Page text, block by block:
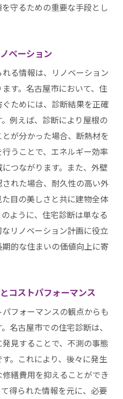
守るための重要な手段とし
ベーション
る情報は、リノベーション
す。名古屋市において、住
ためには、診断結果を正確
例えば、診断により屋根の
が分かった場合、断熱材を
うことで、エネルギー効率
つながります。また、外壁
れた場合、耐久性の高い外
目の美しさと共に建物全体
ように、住宅診断は単なる
リノベーション計画に役立
的な住まいの価値向上に寄
コストパフォーマンス
フォーマンスの観点からも
名古屋市での住宅診断は、
見することで、不測の事態
。これにより、後々に発生
繕費用を抑えることができ
得られた情報を元に、必要